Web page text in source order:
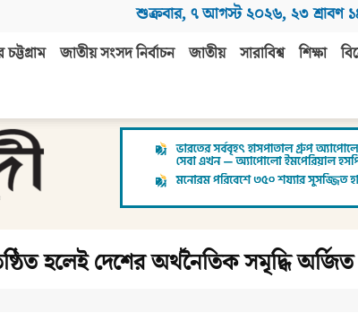
শুক্রবার, ৭ আগস্ট ২০২৬, ২৩ শ্রাবণ
জাতীয় সংসদ নির্বাচন জাতীয় সারাবিশ্ব শিক্ষা
হলেই দেশের অর্থনৈতিক সমৃদ্ধি অর্জিত